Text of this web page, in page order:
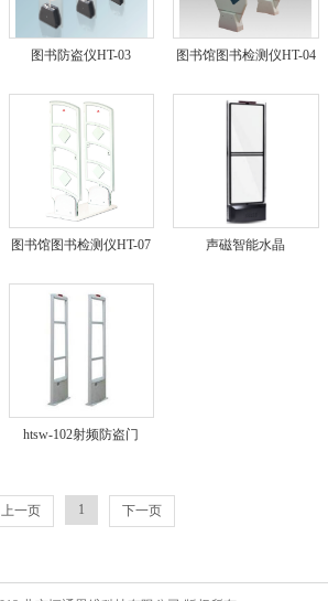
图书防盗仪HT-03 图书馆图书检测仪HT-04
图书馆图书检测仪HT-07 声磁智能水晶
htsw-102射频防盗门
上一页 1 下一页